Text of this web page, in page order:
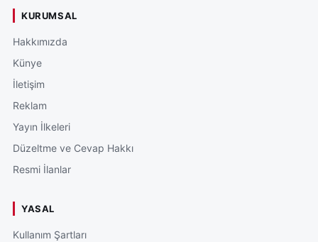
KURUMSAL
Hakkımızda
Künye
İletişim
Reklam
Yayın İlkeleri
Düzeltme ve Cevap Hakkı
Resmi İlanlar
YASAL
Kullanım Şartları